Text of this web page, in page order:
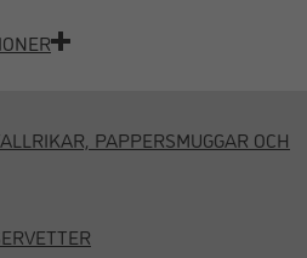
PAPPERSMUGGAR OCH